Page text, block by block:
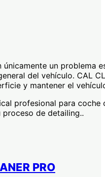
únicamente un problema
del vehículo. CAL
y mantener el
profesional para coche
de detailing..
PRO